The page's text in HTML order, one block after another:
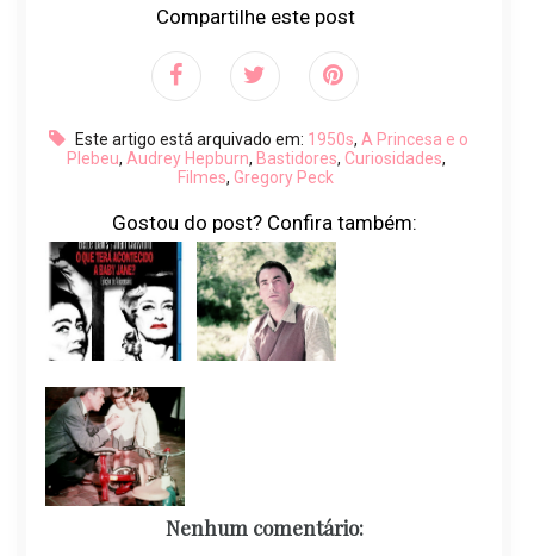
Compartilhe este post
Este artigo está arquivado em: 1950s, A Princesa e o
Plebeu, Audrey Hepburn, Bastidores, Curiosidades,
Filmes, Gregory Peck
Gostou do post? Confira também:
Nenhum comentário: